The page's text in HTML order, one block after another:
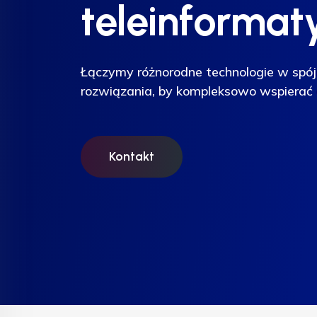
Łączymy różnorodne technologie w
rozwiązania, by kompleksowo
Kontakt
Łączymy różnorodne technologie w
rozwiązania, by kompleksowo
Kontakt
Łączymy różnorodne technologie w
rozwiązania, by kompleksowo
Kontakt